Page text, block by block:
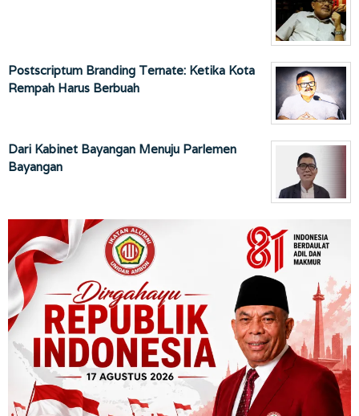
Postscriptum Branding Ternate: Ketika Kota
Rempah Harus Berbuah
Dari Kabinet Bayangan Menuju Parlemen
Bayangan